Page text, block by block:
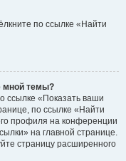
по ссылке «Найти
мной темы?
ссылке «Показать ваши
по ссылке «Найти
профиля на конференции
на главной странице.
страницу расширенного